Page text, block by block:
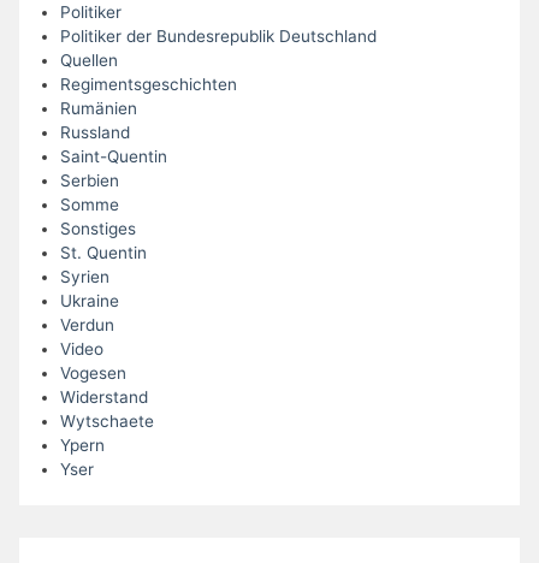
Politiker
Politiker der Bundesrepublik Deutschland
Quellen
Regimentsgeschichten
Rumänien
Russland
Saint-Quentin
Serbien
Somme
Sonstiges
St. Quentin
Syrien
Ukraine
Verdun
Video
Vogesen
Widerstand
Wytschaete
Ypern
Yser